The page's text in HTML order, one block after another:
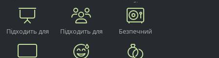
кабіна
Підходить для
Підходить для
Безпечний